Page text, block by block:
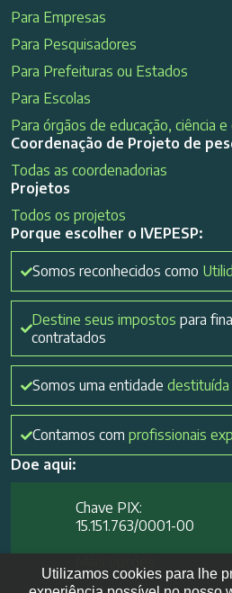
Para Empresas
Para Pesquisadores
Para Prefeituras ou Estados
Para Escolas
Para órgãos de educação, ciência e
Coordenação de Projeto de
Todas as coordenadorias
Projetos
Todos os projetos
Porque escolher o IVEPESP:
Somos reconhecidos como
Destine seus impostos para
contratados
Somos uma entidade destituída
Contamos com profissionais
Doe aqui:
Chave PIX:
15.151.763/0001-00​
Utilizamos cookies para lhe